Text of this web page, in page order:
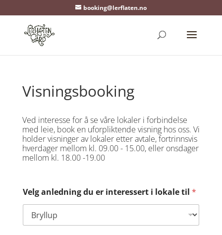
booking@lerflaten.no
Visningsbooking
Ved interesse for å se våre lokaler i forbindelse
med leie, book en uforpliktende visning hos oss. Vi
holder visninger av lokaler etter avtale, fortrinnsvis
hverdager mellom kl. 09.00 - 15.00, eller onsdager
mellom kl. 18.00 -19.00
Velg anledning du er interessert i lokale til *